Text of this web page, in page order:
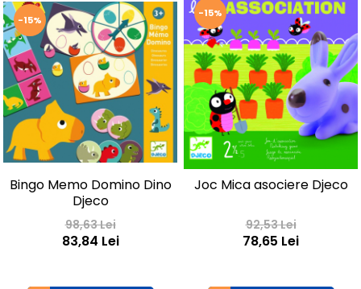
-15%
Bingo Memo Domino Dino
Djeco
98,63 Lei
83,84 Lei
-15%
Joc Mica asociere Djeco
92,53 Lei
78,65 Lei